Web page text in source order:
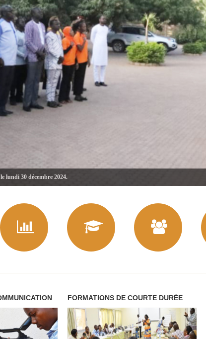
FORMATIONS DE COURTE DURÉE